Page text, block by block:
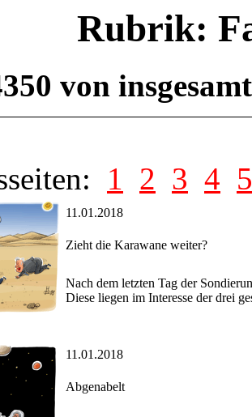
Rubrik:
von
1 2 3 4 5
11.01.2018
Zieht die Karawane weiter?
Nach dem letzten Tag der
Diese liegen im Interesse der drei
11.01.2018
Abgenabelt